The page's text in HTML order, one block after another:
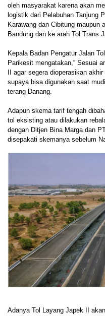
oleh masyarakat karena akan
logistik dari Pelabuhan Tanjung
Karawang dan Cibitung maupun
Bandung dan ke arah Tol Trans
Kepala Badan Pengatur Jalan
Parikesit mengatakan,“ Sesuai
II agar segera dioperasikan
supaya bisa digunakan saat
terang Danang.
Adapun skema tarif tengah
tol eksisting atau dilakukan
dengan Ditjen Bina Marga dan
disepakati skemanya sebelum
Adanya Tol Layang Japek II